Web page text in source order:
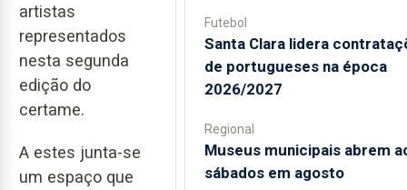
artistas
representados
nesta segunda
edição do
certame.
A estes junta-se
um espaço que
Futebol
Santa Clara lidera
de portugueses na época
2026/2027
Regional
Museus municipais abrem
sábados em agosto